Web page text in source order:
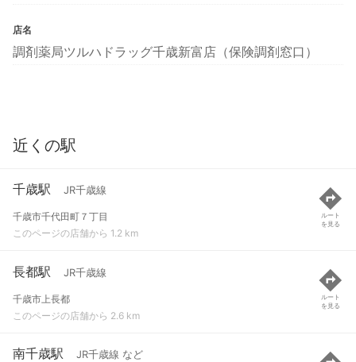
店名
調剤薬局ツルハドラッグ千歳新富店（保険調剤窓口）
近くの駅
千歳駅 JR千歳線
千歳市千代田町７丁目
このページの店舗から 1.2 km
ルート
を見る
長都駅 JR千歳線
千歳市上長都
このページの店舗から 2.6 km
ルート
を見る
南千歳駅 JR千歳線 など